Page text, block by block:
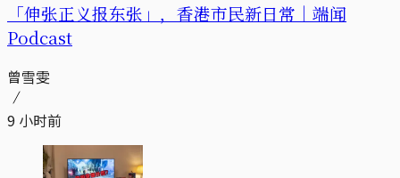
「伸张正义报东张」，香港市民新日常｜端闻
Podcast
曾雪雯
9 小时前